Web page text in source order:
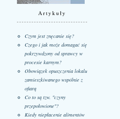
Artykuły
Czym jest znęcanie się?
Czego i jak może domagać się
pokrzywdzony od sprawcy w
procesie karnym?
Obowiązek opuszczenia lokalu
zamieszkiwanego wspólnie z
ofiarą
Co to są tzw. "czyny
przepołowione"?
Kiedy niepłacenie alimentów